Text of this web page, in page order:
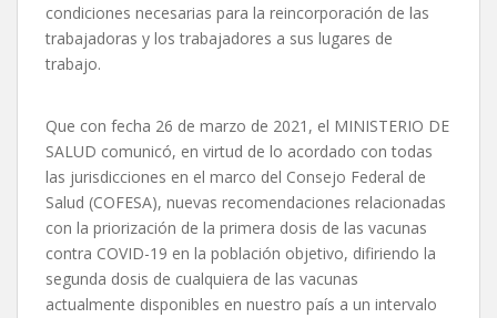
condiciones necesarias para la reincorporación de las
trabajadoras y los trabajadores a sus lugares de
trabajo.
Que con fecha 26 de marzo de 2021, el MINISTERIO DE
SALUD comunicó, en virtud de lo acordado con todas
las jurisdicciones en el marco del Consejo Federal de
Salud (COFESA), nuevas recomendaciones relacionadas
con la priorización de la primera dosis de las vacunas
contra COVID-19 en la población objetivo, difiriendo la
segunda dosis de cualquiera de las vacunas
actualmente disponibles en nuestro país a un intervalo